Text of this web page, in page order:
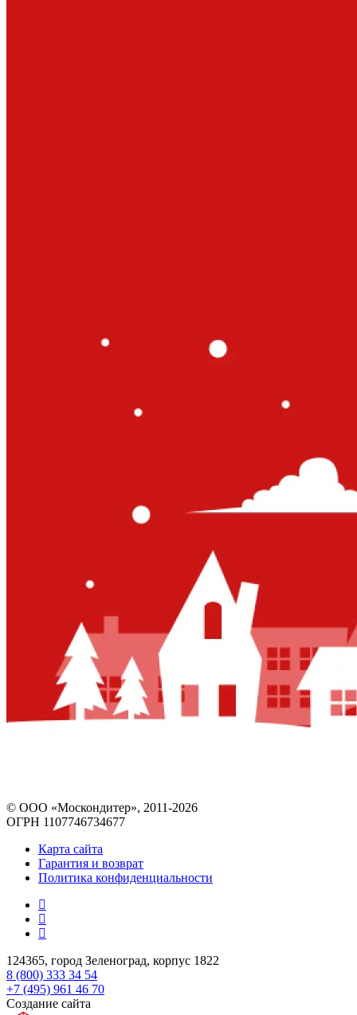
© ООО «Москондитер», 2011-2026
ОГРН 1107746734677
Карта сайта
Гарантия и возврат
Политика конфиденциальности
124365, город Зеленоград, корпус 1822
8 (800) 333 34 54
+7 (495) 961 46 70
Создание сайта